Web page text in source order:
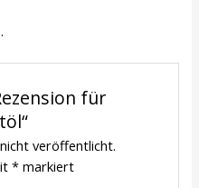
für
veröffentlicht.
*markiert